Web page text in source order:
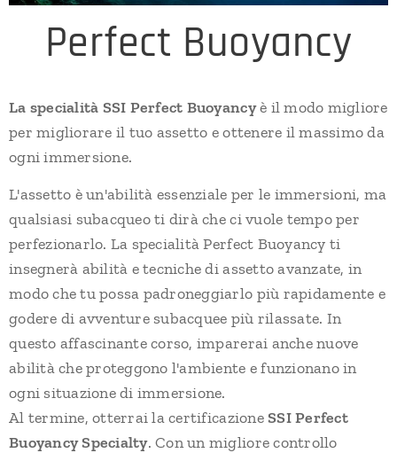
Perfect Buoyancy
La specialità SSI Perfect Buoyancyè il modo migliore
per migliorare il tuo assetto e ottenere il massimo da
ogni immersione.
L'assetto è un'abilità essenziale per le immersioni, ma
qualsiasi subacqueo ti dirà che ci vuole tempo per
perfezionarlo. La specialità Perfect Buoyancy ti
insegnerà abilità e tecniche di assetto avanzate, in
modo che tu possa padroneggiarlo più rapidamente e
godere di avventure subacquee più rilassate. In
questo affascinante corso, imparerai anche nuove
abilità che proteggono l'ambiente e funzionano in
ogni situazione di immersione.
Al termine, otterrai la certificazioneSSI Perfect
Buoyancy Specialty. Con un migliore controllo